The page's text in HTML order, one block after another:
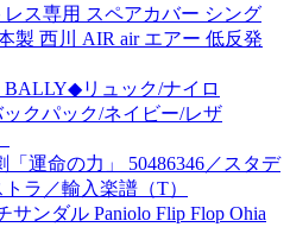
ス専用 スペアカバー シング
製 西川 AIR air エアー 低反発
リュック/ナイロ
クパック/ネイビー/レザ
運命の力」 50486346／スタデ
ラ／輸入楽譜（T）
サンダル Paniolo Flip Flop Ohia